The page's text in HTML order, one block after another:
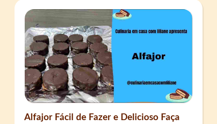
Alfajor Fácil de Fazer e Delicioso Faça